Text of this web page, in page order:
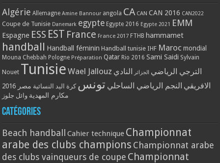
Algérie Allemagne Amine Bannour angola CA CAN CAN 2016 CAN2022
Coupe de Tunisie Danemark egypte Egypte 2016 Egypte 2021 EMM
Espagne ESS EST France France 2017 FTHB hammamet
handball Handball féminin Handball tunisie IHF Maroc mondial
Mouna Chebbah Pologne Préparation Qatar Rio 2016 Sami Saidi Sylvain
Nouet Tunisie Wael Jallouz الترجي الرياضي الجزائر النادي
الافريقي النجم الرياضي الساحلي تونس كرة اليد النسائية مصر 2016
مكارم المهدية وائل جلوز
Catégories
Beach handball Cahier technique Championnat
arabe des clubs champions Championnat arabe
des clubs vainqueurs de coupe Championnat